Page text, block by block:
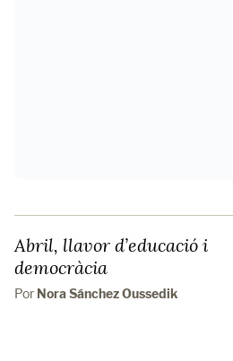
Abril, llavor d’educació i
democràcia
Por Nora Sánchez Oussedik